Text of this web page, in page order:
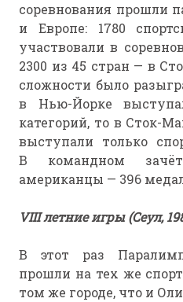
соревнования прошли
и Европе: 1780
участвовали в
2300 из 45 стран — в
сложности было
в Нью-Йорке
категорий, то в Сток-
выступали только
В командном
американцы — 396
VIII летние игры (Сеул,
В этот раз
прошли на тех же
том же городе, что и